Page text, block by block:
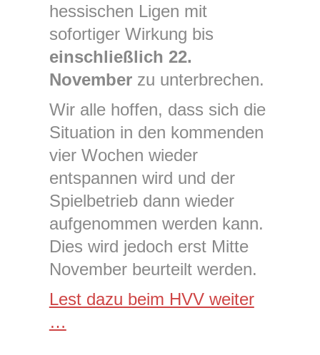
hessischen Ligen mit
sofortiger Wirkung bis
einschließlich 22.
Novemberzu unterbrechen.
Wir alle hoffen, dass sich die
Situation in den kommenden
vier Wochen wieder
entspannen wird und der
Spielbetrieb dann wieder
aufgenommen werden kann.
Dies wird jedoch erst Mitte
November beurteilt werden.
Lest dazu beim HVV weiter
…